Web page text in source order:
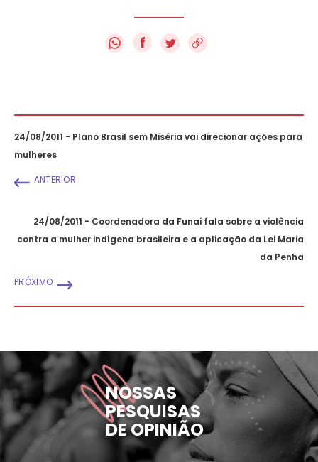
f
24/08/2011 - Plano Brasil sem Miséria vai direcionar ações para
mulheres
ANTERIOR
24/08/2011 - Coordenadora da Funai fala sobre a violência
contra a mulher indígena brasileira e a aplicação da Lei Maria
da Penha
PRÓXIMO
NOSSAS
PESQUISAS
DE OPINIÃO